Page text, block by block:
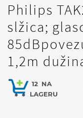
Philips
slžica;
1,2m
12 NA
LAGERU